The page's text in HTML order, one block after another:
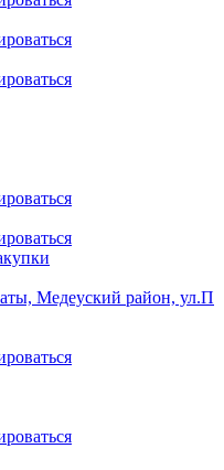
Медеуский район, ул.П